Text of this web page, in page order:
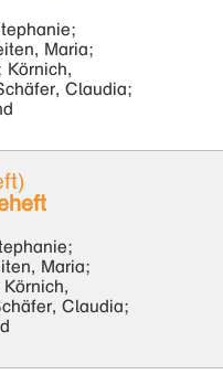
Maria;
Körnich,
Claudia;
Maria;
Claudia;